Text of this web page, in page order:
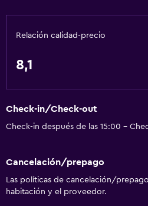
Toallas
Aire acondicionado
Comedor
Nevera
Máquina expendedora (bebidas)
Relación calidad-precio
8,1
Check-in/Check-out
Check-in después de las 15:00 -
Cancelación/prepago
Las políticas de cancelación/
habitación y el proveedor.